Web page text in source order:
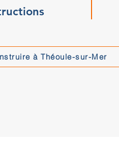
à Théoule-sur-Mer